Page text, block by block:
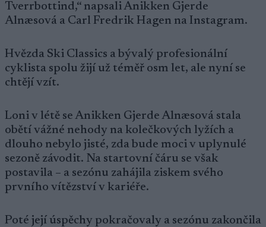
Tverrbottind,“ napsali Anikken Gjerde
Alnæsová a Carl Fredrik Hagen na Instagram.
Hvězda Ski Classics a bývalý profesionální
cyklista spolu žijí už téměř osm let, ale nyní se
chtějí vzít.
Loni v létě se Anikken Gjerde Alnæsová stala
obětí vážné nehody na kolečkových lyžích a
dlouho nebylo jisté, zda bude moci v uplynulé
sezoně závodit. Na startovní čáru se však
postavila – a sezónu zahájila ziskem svého
prvního vítězství v kariéře.
Poté její úspěchy pokračovaly a sezónu zakončila